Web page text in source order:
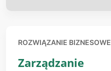
ROZWIĄZANIE BIZNESOWE
Zarządzanie